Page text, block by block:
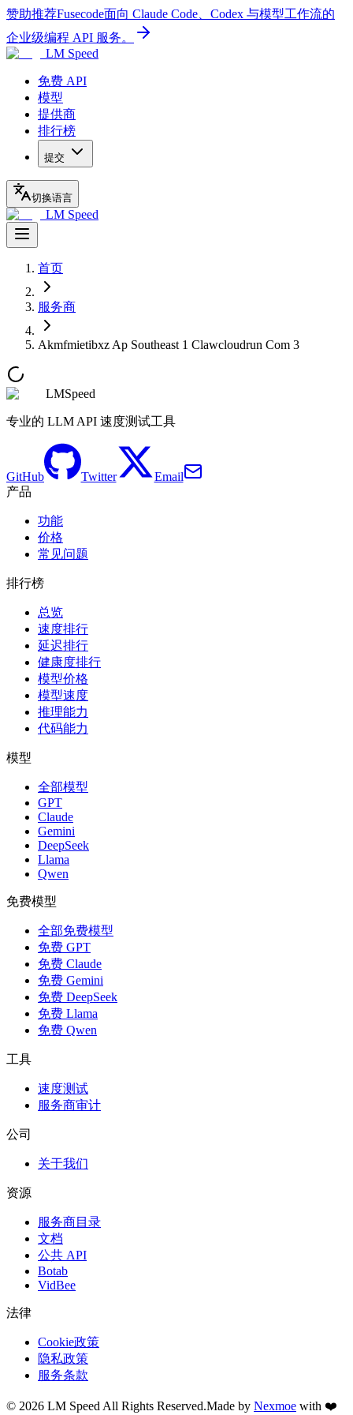
赞助推荐Fusecode面向 Claude Code、Codex 与模型工作流的
企业级编程 API 服务。
LM Speed
免费 API
模型
提供商
排行榜
提交
切换语言
LM Speed
首页
服务商
Akmfmietibxz Ap Southeast 1 Clawcloudrun Com 3
LMSpeed
专业的 LLM API 速度测试工具
GitHub Twitter
Email
产品
功能
价格
常见问题
排行榜
总览
速度排行
延迟排行
健康度排行
模型价格
模型速度
推理能力
代码能力
模型
全部模型
GPT
Claude
Gemini
DeepSeek
Llama
Qwen
免费模型
全部免费模型
免费 GPT
免费 Claude
免费 Gemini
免费 DeepSeek
免费 Llama
免费 Qwen
工具
速度测试
服务商审计
公司
关于我们
资源
服务商目录
文档
公共 API
Botab
VidBee
法律
Cookie政策
隐私政策
服务条款
© 2026 LM Speed All Rights Reserved.Made by Nexmoe with ❤️